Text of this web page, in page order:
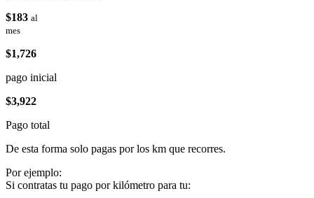
$183 al
mes
$1,726
pago inicial
$3,922
Pago total
De esta forma solo pagas por los km que recorres.
Por ejemplo:
Si contratas tu pago por kilómetro para tu: